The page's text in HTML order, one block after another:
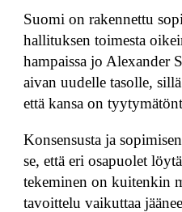
Suomi on rakennettu
hallituksen toimesta
hampaissa jo Alexander
aivan uudelle tasolle,
että kansa on
Konsensusta ja
se, että eri osapuolet
tekeminen on kuitenkin
tavoittelu vaikuttaa